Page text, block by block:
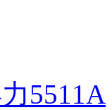
5511A